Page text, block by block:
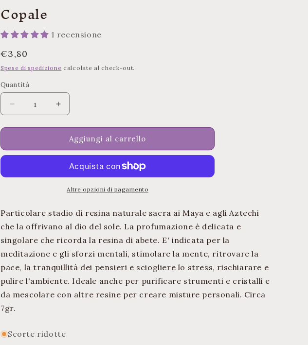
Copale
1 recensione
Prezzo
di
listino
€3,80
Spese di spedizione calcolate al check-out.
Quantità
Quantità
Diminuisci
quantità
per
Aumenta
quantità
per
Copale
Aggiungi al carrello
Altre opzioni di pagamento
Particolare stadio di resina naturale sacra ai Maya e agli Aztechi
che la offrivano al dio del sole. La profumazione è delicata e
singolare che ricorda la resina di abete. E' indicata per la
meditazione e gli sforzi mentali, stimolare la mente, ritrovare la
pace, la tranquillità dei pensieri e sciogliere lo stress, rischiarare e
pulire l'ambiente. Ideale anche per purificare strumenti e cristalli e
da mescolare con altre resine per creare misture personali. Circa
7gr.
Scorte ridotte